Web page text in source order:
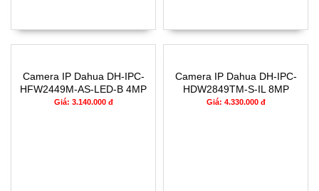
Camera IP Dahua DH-IPC-
HFW2449M-AS-LED-B 4MP
Giá: 3.140.000 đ
Camera IP Dahua DH-IPC-
HDW2849TM-S-IL 8MP
Giá: 4.330.000 đ